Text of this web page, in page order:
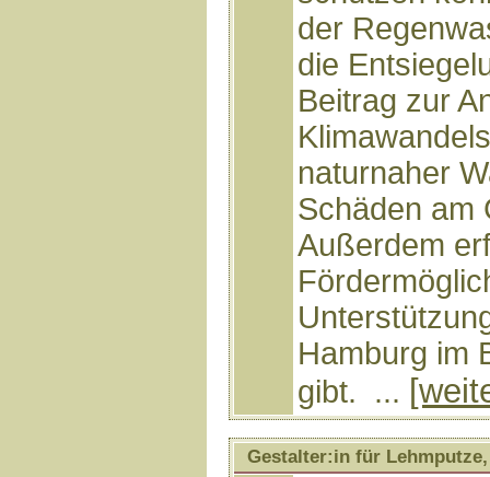
der
die
Beitrag zur
naturnaher
Schäden am
Außerdem
Hamburg im
gibt. ...
Gestalter:in für